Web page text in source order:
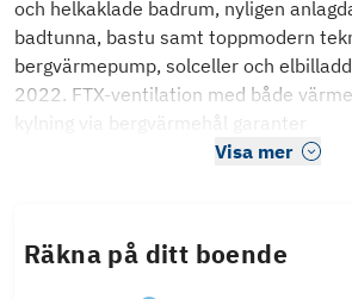
och helkaklade badrum, nyligen
badtunna, bastu samt toppmodern
bergvärmepump, solceller och
2022. FTX-ventilation med både
kylning via bergvärmehål garanter
Visa mer
Räkna på ditt boende